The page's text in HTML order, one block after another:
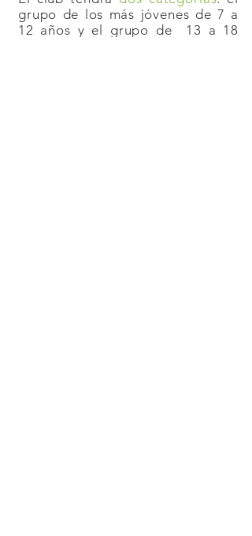
grupo de los más jóvenes de 7 a
12 años y el grupo de 13 a 18